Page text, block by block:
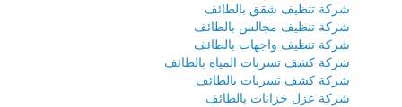
شركة تنظيف شقق بالطائف
شركة تنظيف مجالس بالطائف
شركة تنظيف واجهات بالطائف
شركة كشف تسربات المياه بالطائف
شركة كشف تسربات بالطائف
شركة عزل خزانات بالطائف